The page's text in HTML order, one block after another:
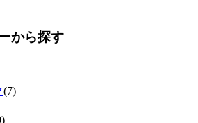
から探す
(7)